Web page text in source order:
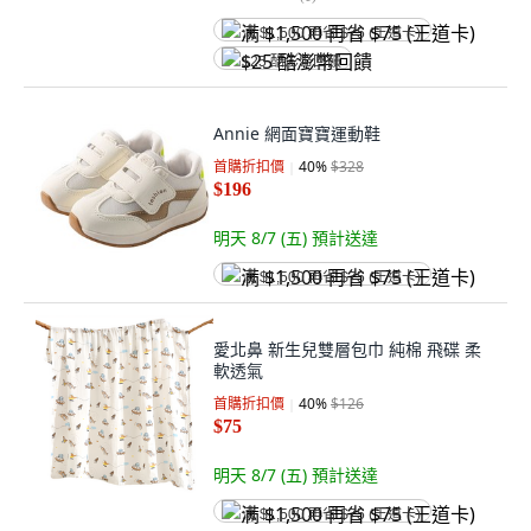
满 $1,500 再省 $75 (王道卡)
$25 酷澎幣回饋
Annie 網面寶寶運動鞋
首購折扣價 40%$328
$196
明天 8/7 (五) 預計送達
满 $1,500 再省 $75 (王道卡)
愛北鼻 新生兒雙層包巾 純棉 飛碟 柔
軟透氣
首購折扣價 40%$126
$75
明天 8/7 (五) 預計送達
满 $1,500 再省 $75 (王道卡)